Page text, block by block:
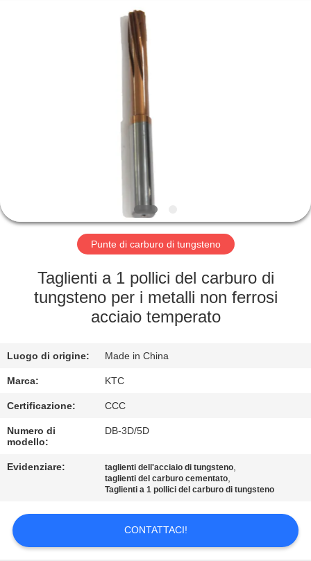
GIRO
FABBRICA
CONTROLLO
QUALITÀ
CONTATTICI
RICHIEDA
UNA
CITAZIONE
MAPPA
Punte di carburo di tungsteno
Taglienti a 1 pollici del carburo di
tungsteno per i metalli non ferrosi
acciaio temperato
Luogo di origine: Made in China
Marca: KTC
Certificazione: CCC
Numero di
modello:
DB-3D/5D
Evidenziare: taglienti dell'acciaio di tungsteno,
taglienti del carburo cementato,
Taglienti a 1 pollici del carburo di tungsteno
CONTATTACI!